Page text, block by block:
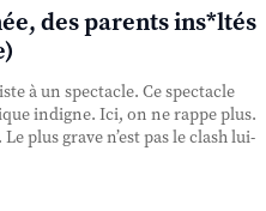
des parents ins*ltés
à un spectacle. Ce spectacle
indigne. Ici, on ne rappe plus.
plus grave n’est pas le clash lui-